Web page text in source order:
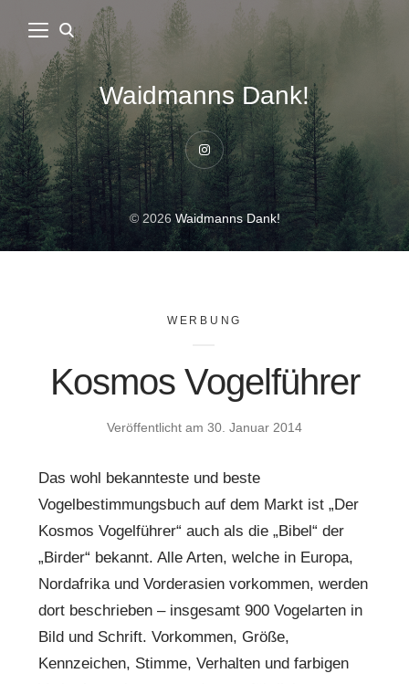
Waidmanns Dank!
Instagram
© 2026Waidmanns Dank!
WERBUNG
Kosmos Vogelführer
Veröffentlicht am 30. Januar 2014
Das wohl bekannteste und beste
Vogelbestimmungsbuch auf dem Markt ist „Der
Kosmos Vogelführer“ auch als die „Bibel“ der
„Birder“ bekannt. Alle Arten, welche in Europa,
Nordafrika und Vorderasien vorkommen, werden
dort beschrieben – insgesamt 900 Vogelarten in
Bild und Schrift. Vorkommen, Größe,
Kennzeichen, Stimme, Verhalten und farbigen